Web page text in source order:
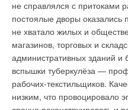
не справлялся с притоками
постоялые дворы оказались
не хватало жилых и
магазинов, торговых и
административных зданий и
вспышки туберкулёза —
рабочих-текстильщиков.
низким, что провоцировало